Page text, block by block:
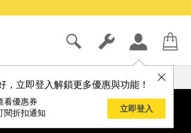
，立即登入解鎖更多優惠與功能！
看優惠券
閱折扣通知
立即登入